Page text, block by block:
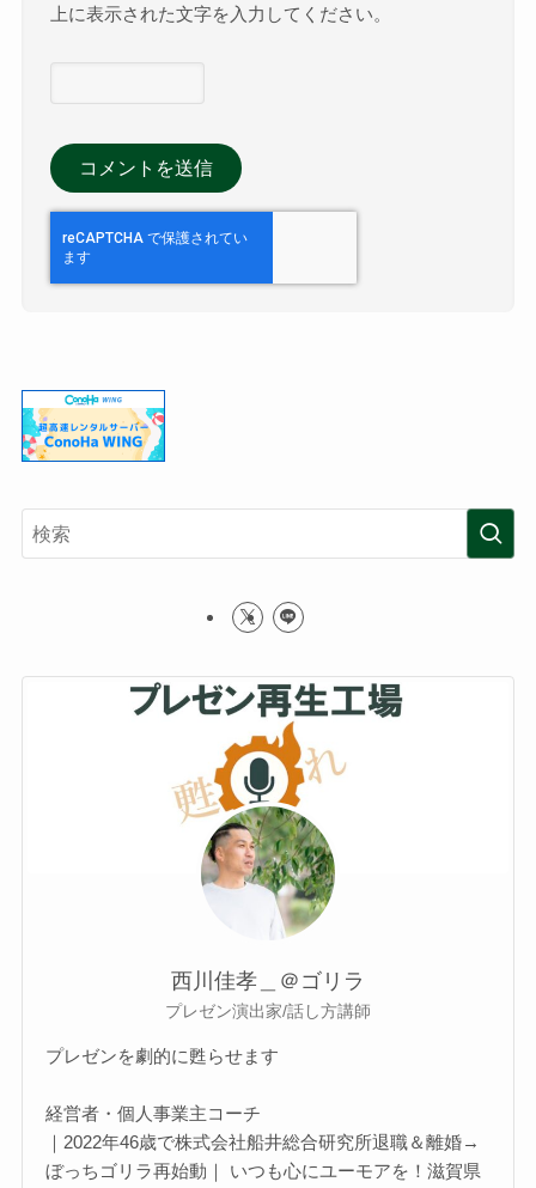
上に表示された文字を入力してください。
西川佳孝＿＠ゴリラ
プレゼン演出家/話し方講師
プレゼンを劇的に甦らせます
経営者・個人事業主コーチ
｜2022年46歳で株式会社船井総合研究所退職＆離婚→
ぼっちゴリラ再始動｜ いつも心にユーモアを！滋賀県